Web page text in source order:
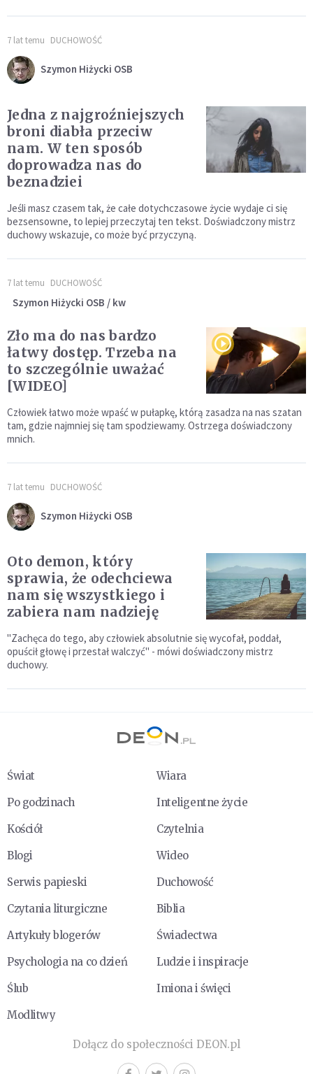
7 lat temu DUCHOWOŚĆ
Szymon Hiżycki OSB
Jedna z najgroźniejszych
broni diabła przeciw
nam. W ten sposób
doprowadza nas do
beznadziei
Jeśli masz czasem tak, że całe dotychczasowe życie wydaje ci się
bezsensowne, to lepiej przeczytaj ten tekst. Doświadczony mistrz
duchowy wskazuje, co może być przyczyną.
7 lat temu DUCHOWOŚĆ
Szymon Hiżycki OSB / kw
Zło ma do nas bardzo
łatwy dostęp. Trzeba na
to szczególnie uważać
[WIDEO]
Człowiek łatwo może wpaść w pułapkę, którą zasadza na nas szatan
tam, gdzie najmniej się tam spodziewamy. Ostrzega doświadczony
mnich.
7 lat temu DUCHOWOŚĆ
Szymon Hiżycki OSB
Oto demon, który
sprawia, że odechciewa
nam się wszystkiego i
zabiera nam nadzieję
"Zachęca do tego, aby człowiek absolutnie się wycofał, poddał,
opuścił głowę i przestał walczyć" - mówi doświadczony mistrz
duchowy.
Świat
Wiara
Po godzinach
Inteligentne życie
Kościół
Czytelnia
Blogi
Wideo
Serwis papieski
Duchowość
Czytania liturgiczne
Biblia
Artykuły blogerów
Świadectwa
Psychologia na co dzień
Ludzie i inspiracje
Ślub
Imiona i święci
Modlitwy
Dołącz do społeczności DEON.pl